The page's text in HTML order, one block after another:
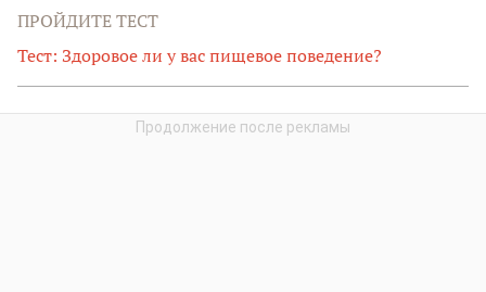
ПРОЙДИТЕ ТЕСТ
Тест: Здоровое ли у вас пищевое поведение?